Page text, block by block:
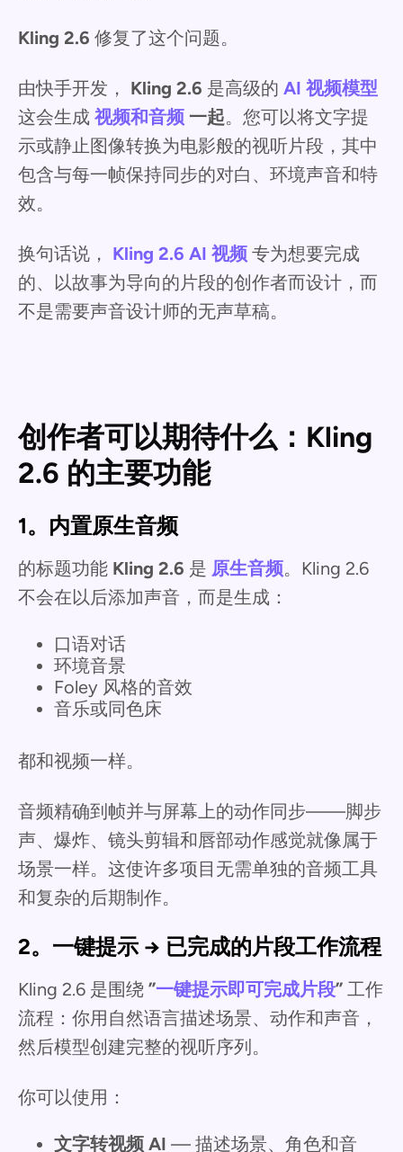
Kling 2.6 修复了这个问题。
由快手开发， Kling 2.6 是高级的 AI 视频模型
这会生成 视频和音频 一起。您可以将文字提
示或静止图像转换为电影般的视听片段，其中
包含与每一帧保持同步的对白、环境声音和特
效。
换句话说， Kling 2.6 AI 视频 专为想要完成
的、以故事为导向的片段的创作者而设计，而
不是需要声音设计师的无声草稿。
创作者可以期待什么：Kling
2.6 的主要功能
1。内置原生音频
的标题功能 Kling 2.6 是 原生音频。Kling 2.6
不会在以后添加声音，而是生成：
口语对话
环境音景
Foley 风格的音效
音乐或同色床
都和视频一样。
音频精确到帧并与屏幕上的动作同步——脚步
声、爆炸、镜头剪辑和唇部动作感觉就像属于
场景一样。这使许多项目无需单独的音频工具
和复杂的后期制作。
2。一键提示 → 已完成的片段工作流程
Kling 2.6 是围绕 ”一键提示即可完成片段” 工作
流程：你用自然语言描述场景、动作和声音，
然后模型创建完整的视听序列。
你可以使用：
文字转视频 AI — 描述场景、角色和音